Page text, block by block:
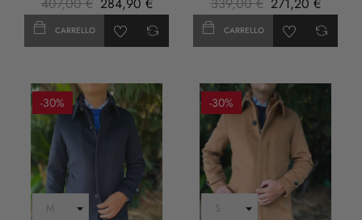
CARRELLO CARRELLO
-30% -30%